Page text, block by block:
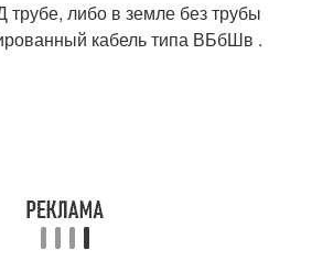
либо в земле без трубы
кабель типа ВБбШв .